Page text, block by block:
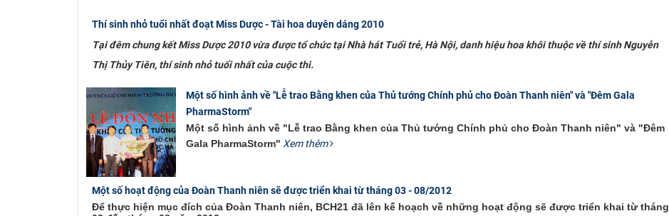
Thí sinh nhỏ tuổi nhất đoạt Miss Dược - Tài hoa duyên dáng 2010
Tại đêm chung kết Miss Dược 2010 vừa được tổ chức tại Nhà hát Tuổi trẻ, Hà Nội, danh hiệu hoa khôi thuộc về thí sinh Nguyễn
Thị Thủy Tiên, thí sinh nhỏ tuổi nhất của cuộc thi.
Một số hình ảnh về "Lễ trao Bằng khen của Thủ tướng Chính phủ cho Đoàn Thanh niên" và "Đêm Gala
PharmaStorm"
Một số hình ảnh về "Lễ trao Bằng khen của Thủ tướng Chính phủ cho Đoàn Thanh niên" và "Đêm
Gala PharmaStorm" Xem thêm
Một số hoạt động của Đoàn Thanh niên sẽ được triển khai từ tháng 03 - 08/2012
Để thực hiện mục đích của Đoàn Thanh niên, BCH21 đã lên kế hoạch về những hoạt động sẽ được triển khai từ tháng